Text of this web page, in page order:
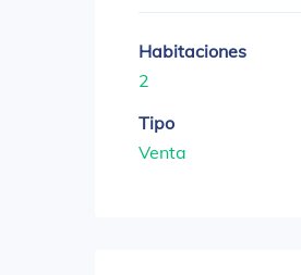
Habitaciones
2
Tipo
Venta